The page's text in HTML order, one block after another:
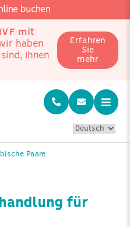
buchen
mit
haben
Ihnen
Erfahren
Sie
mehr
Paare
für